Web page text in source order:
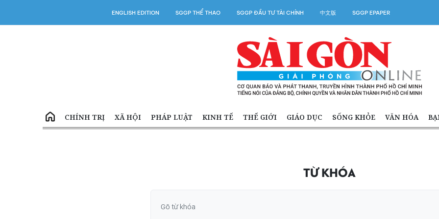
ENGLISH EDITION SGGP THỂ THAO SGGP ĐẦU TƯ TÀI CHÍNH 中文版 SGGP EPAPER
CHÍNH TRỊ XÃ HỘI PHÁP LUẬT KINH TẾ THẾ GIỚI GIÁO DỤC SỐNG KHỎE VĂN HÓA
TỪ KHÓA